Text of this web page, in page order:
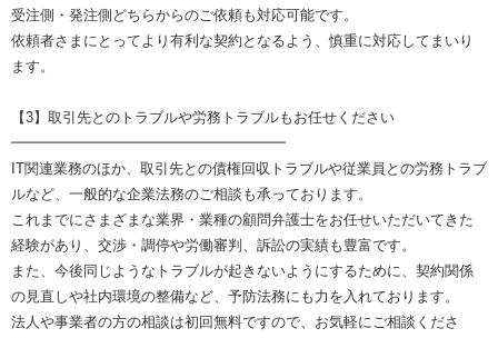
受注側・発注側どちらからのご依頼も対応可能です。
依頼者さまにとってより有利な契約となるよう、慎重に対応してまいり
ます。
【3】取引先とのトラブルや労務トラブルもお任せください
━━━━━━━━━━━━━━━━━━━
IT関連業務のほか、取引先との債権回収トラブルや従業員との労務トラブ
ルなど、一般的な企業法務のご相談も承っております。
これまでにさまざまな業界・業種の顧問弁護士をお任せいただいてきた
経験があり、交渉・調停や労働審判、訴訟の実績も豊富です。
また、今後同じようなトラブルが起きないようにするために、契約関係
の見直しや社内環境の整備など、予防法務にも力を入れております。
法人や事業者の方の相談は初回無料ですので、お気軽にご相談くださ